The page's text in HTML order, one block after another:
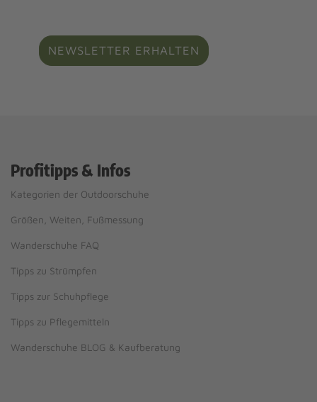
NEWSLETTER ERHALTEN
Profitipps & Infos
Kategorien der Outdoorschuhe
Größen, Weiten, Fußmessung
Wanderschuhe FAQ
Tipps zu Strümpfen
Tipps zur Schuhpflege
Tipps zu Pflegemitteln
Wanderschuhe BLOG & Kaufberatung